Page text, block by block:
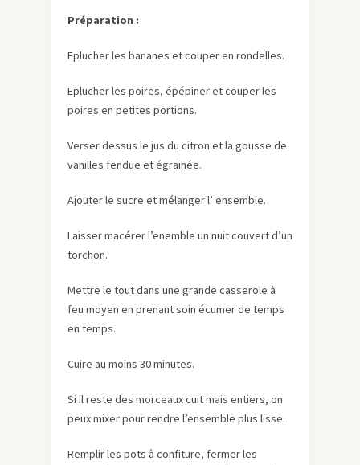
Préparation :
Eplucher les bananes et couper en rondelles.
Eplucher les poires, épépiner et couper les
poires en petites portions.
Verser dessus le jus du citron et la gousse de
vanilles fendue et égrainée.
Ajouter le sucre et mélanger l’ ensemble.
Laisser macérer l’enemble un nuit couvert d’un
torchon.
Mettre le tout dans une grande casserole à
feu moyen en prenant soin écumer de temps
en temps.
Cuire au moins 30 minutes.
Si il reste des morceaux cuit mais entiers, on
peux mixer pour rendre l’ensemble plus lisse.
Remplir les pots à confiture, fermer les